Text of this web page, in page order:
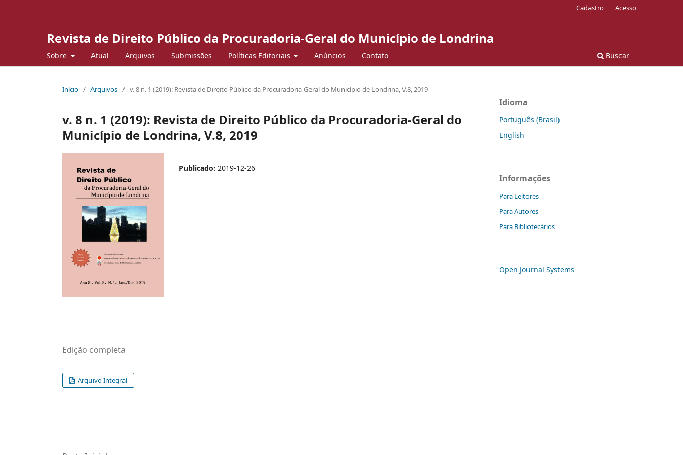
Revista de Direito Público da Procuradoria-Geral do Município de Londrina
Sobre Atual Arquivos Submissões Políticas Editoriais Anúncios Contato Buscar
Cadastro Acesso
Início / Arquivos / v. 8 n. 1 (2019): Revista de Direito Público da Procuradoria-Geral do Município de Londrina, V.8, 2019
v. 8 n. 1 (2019): Revista de Direito Público da Procuradoria-Geral do
Município de Londrina, V.8, 2019
Publicado: 2019-12-26
Edição completa
Arquivo Integral
Idioma
Português (Brasil)
English
Informações
Para Leitores
Para Autores
Para Bibliotecários
Open Journal Systems